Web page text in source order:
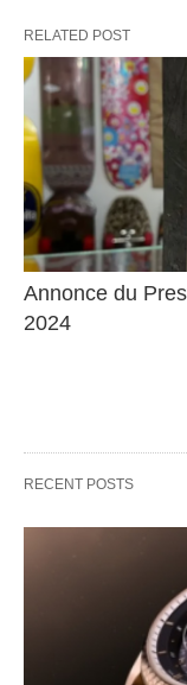
RELATED POST
Annonce du
2024
RECENT POSTS